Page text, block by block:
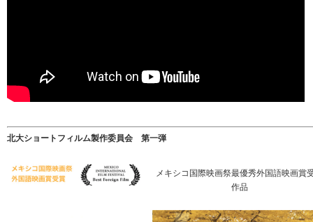
北大ショートフィルム製作委員会 第一弾
メキシコ国際映画祭最優秀外国語映画賞
作品